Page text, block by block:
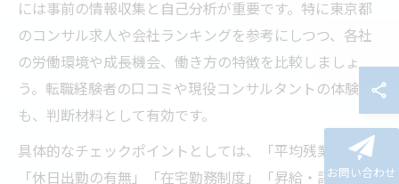
には事前の情報収集と自己分析が重要です。特に東京都
のコンサル求人や会社ランキングを参考にしつつ、各社
の労働環境や成長機会、働き方の特徴を比較しましょ
う。転職経験者の口コミや現役コンサルタントの体験談
も、判断材料として有効です。
具体的なチェックポイントとしては、「平均残業時間」
「休日出勤の有無」「在宅勤務制度」「昇給・評価制お問い合わせ